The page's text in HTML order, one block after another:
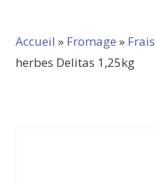
Accueil » Fromage » Frais
herbes Delitas 1,25kg